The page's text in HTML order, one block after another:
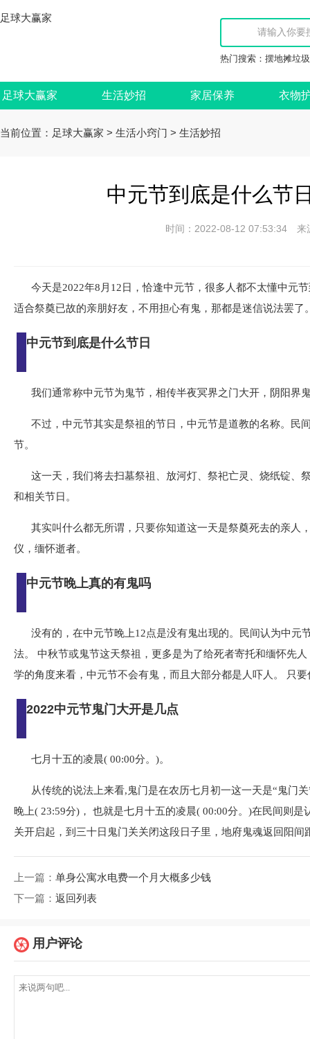
足球大赢家
热门搜索： 摆地摊垃
足球大赢家 生活妙招 家居保养 衣物
当前位置： 足球大赢家 > 生活小窍门 > 生活妙招
中元节到底是什么节
时间：2022-08-12 07:53:34
今天是2022年8月12日，恰逢中元节，很多人都不太懂中元
适合祭奠已故的亲朋好友，不用担心有鬼，那都是迷信说法罢了
中元节到底是什么节日
我们通常称中元节为鬼节，相传半夜冥界之门大开，阴阳界
不过，中元节其实是祭祖的节日，中元节是道教的名称。民
节。
这一天，我们将去扫墓祭祖、放河灯、祭祀亡灵、烧纸锭、
和相关节日。
其实叫什么都无所谓，只要你知道这一天是祭奠死去的亲人
仪，缅怀逝者。
中元节晚上真的有鬼吗
没有的，在中元节晚上12点是没有鬼出现的。民间认为中元
法。 中秋节或鬼节这天祭祖，更多是为了给死者寄托和缅怀先
学的角度来看，中元节不会有鬼，而且大部分都是人吓人。 只
2022中元节鬼门大开是几点
七月十五的凌晨( 00:00分。)。
从传统的说法上来看,鬼门是在农历七月初一这一天是“鬼门
晚上( 23:59分)， 也就是七月十五的凌晨( 00:00分。)在民间则
关开启起，到三十日鬼门关关闭这段日子里，地府鬼魂返回阳间
上一篇： 单身公寓水电费一个月大概多少钱
下一篇： 返回列表
用户评论